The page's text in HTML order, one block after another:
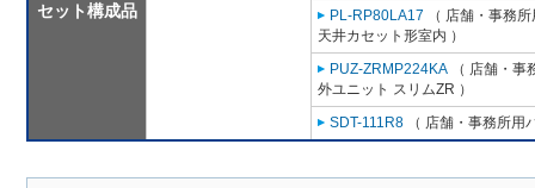
セット構成品
PL-RP80LA17 （ 店舗・事務
天井カセット形室内 ）
PUZ-ZRMP224KA （ 店舗・事
外ユニット スリムZR ）
SDT-111R8 （ 店舗・事務所用